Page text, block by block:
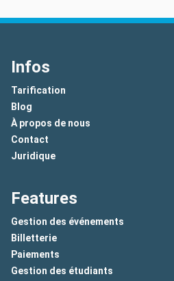
Infos
Tarification
Blog
À propos de nous
Contact
Juridique
Features
Gestion des événements
Billetterie
Paiements
Gestion des étudiants